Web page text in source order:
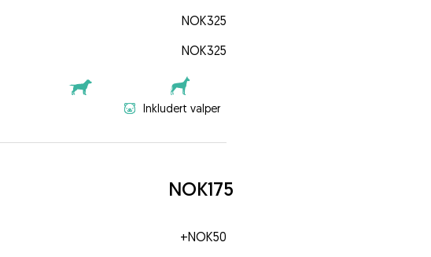
NOK325
NOK325
Inkludert valper
NOK175
+NOK50